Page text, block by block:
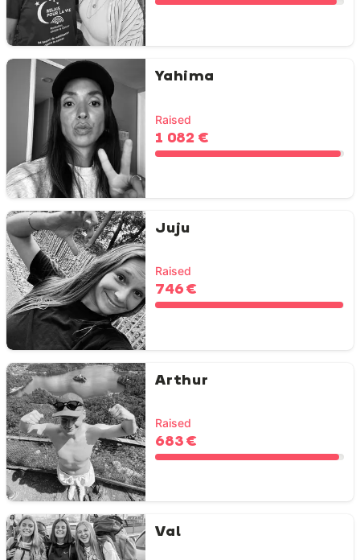
Yahima
Raised
1 082 €
Juju
Raised
746 €
Arthur
Raised
683 €
Val